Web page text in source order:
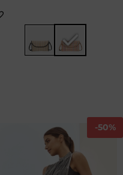
-50%